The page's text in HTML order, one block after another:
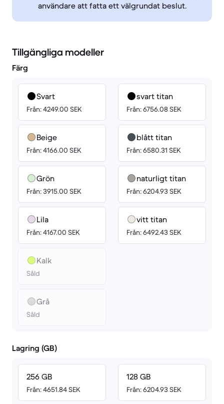
användare att fatta ett välgrundat beslut.
Tillgängliga modeller
Färg
Svart
Från: 4249.00 SEK
Beige
Från: 4166.00 SEK
Grön
Från: 3915.00 SEK
Lila
Från: 4167.00 SEK
Kalk
Såld
Grå
Såld
svart titan
Från: 6756.08 SEK
blått titan
Från: 6580.31 SEK
naturligt titan
Från: 6204.93 SEK
vitt titan
Från: 6492.43 SEK
Lagring (GB)
256 GB
Från: 4651.84 SEK
128 GB
Från: 6204.93 SEK